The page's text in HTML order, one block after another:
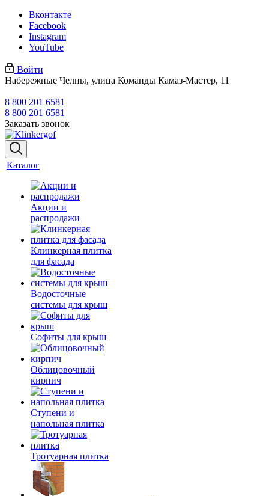
Вконтакте
Facebook
Instagram
YouTube
Войти
Набережные Челны, улица Команды Камаз-Мастер, 11
8 800 201 6581
8 800 201 6581
Заказать звонок
Каталог
Акции и
распродажи
Клинкерная плитка
для фасада
Водосточные
системы для крыш
Софиты для крыш
Облицовочный
кирпич
Ступени и
напольная плитка
Тротуарная плитка